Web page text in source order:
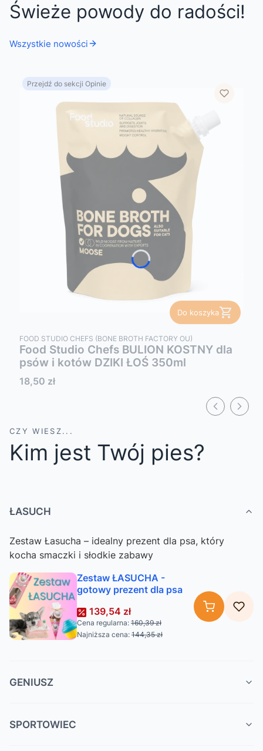
Świeże powody do radości!
Wszystkie nowości
Przejdź do sekcji Opinie
Do koszyka
PRODUCENT
FOOD STUDIO CHEFS (BONE BROTH FACTORY OU)
Food Studio Chefs BULION KOSTNY dla
psów i kotów DZIKI ŁOŚ 350ml
Cena
18,50 zł
CZY WIESZ...
Kim jest Twój pies?
ŁASUCH
Zestaw Łasucha – idealny prezent dla psa, który
kocha smaczki i słodkie zabawy
Zestaw ŁASUCHA -
gotowy prezent dla psa
139,54 zł
Cena regularna: 160,39 zł
Najniższa cena: 144,35 zł
GENIUSZ
SPORTOWIEC